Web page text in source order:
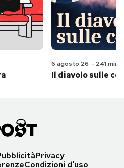
6 agosto 26 - 241 min
Il diavolo sulle
Privacy
Condizioni d'uso